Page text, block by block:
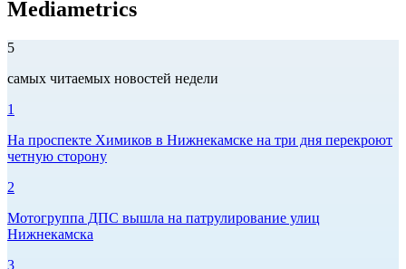
Mediametrics
5
самых читаемых новостей недели
1
На проспекте Химиков в Нижнекамске на три дня перекроют
четную сторону
2
Мотогруппа ДПС вышла на патрулирование улиц
Нижнекамска
3